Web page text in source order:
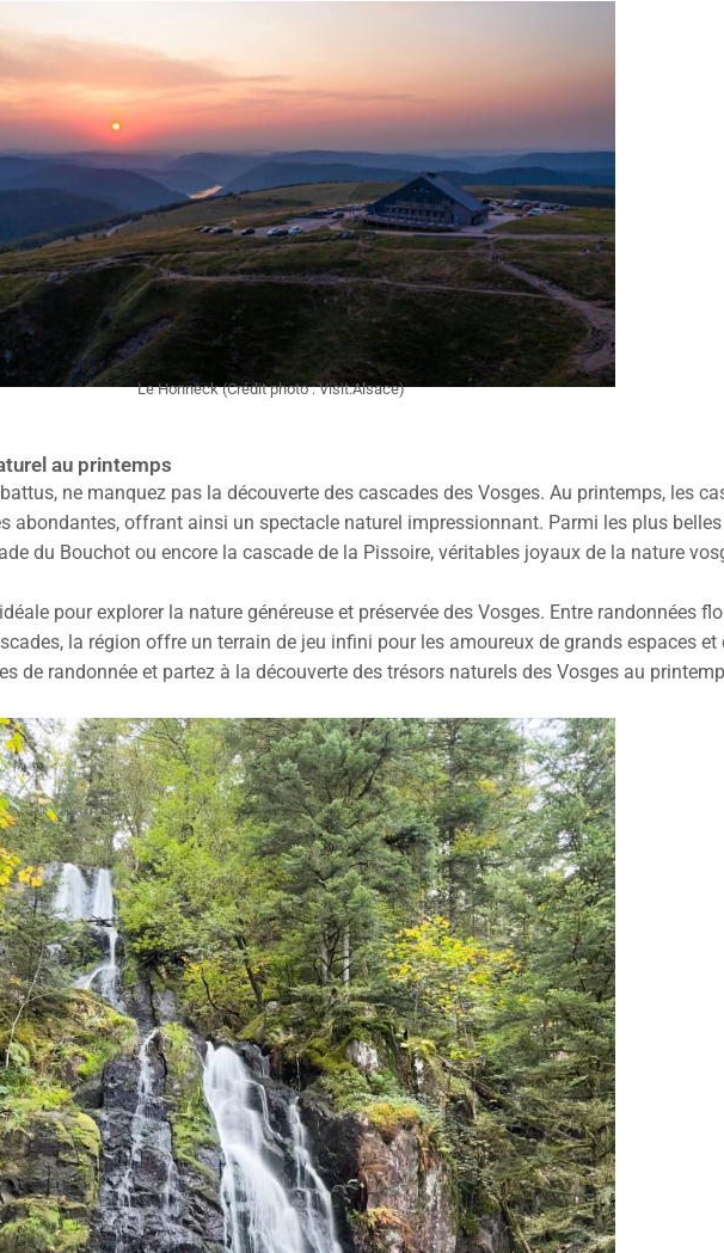
Le Honneck (Crédit photo : Visit.Alsace)
au printemps
ne manquez pas la découverte des cascades des Vosges. Au printemps, les
abondantes, offrant ainsi un spectacle naturel impressionnant. Parmi les plus
du Bouchot ou encore la cascade de la Pissoire, véritables joyaux de la nature
pour explorer la nature généreuse et préservée des Vosges. Entre randonnées
la région offre un terrain de jeu infini pour les amoureux de grands espaces et
de randonnée et partez à la découverte des trésors naturels des Vosges au